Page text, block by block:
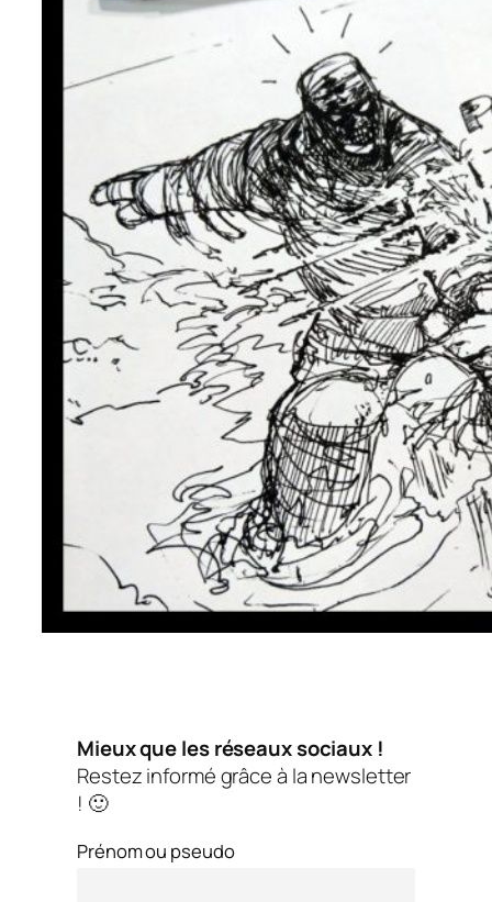
Mieux que les réseaux sociaux !
Restez informé grâce à la newsletter
! 🙂
Prénom ou pseudo